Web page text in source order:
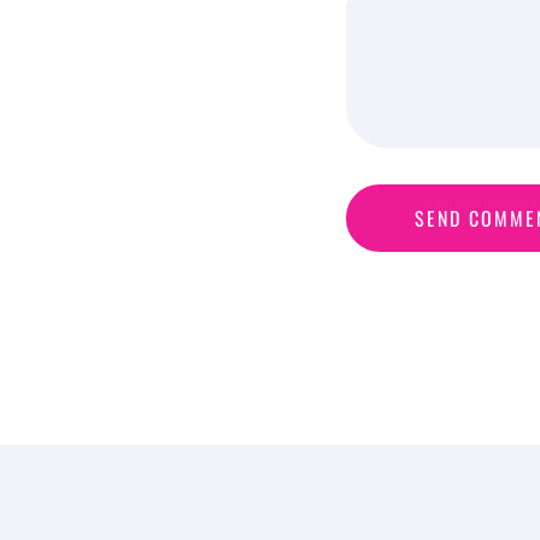
SEND COMME
SEND